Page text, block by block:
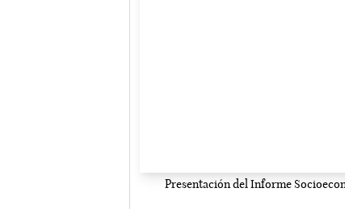
Presentación del Informe